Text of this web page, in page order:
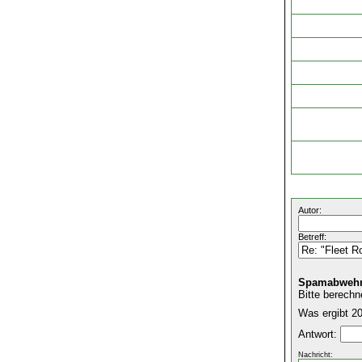
Autor:
Betreff:
Bitte
Was ergibt
Antwort:
Nachricht: